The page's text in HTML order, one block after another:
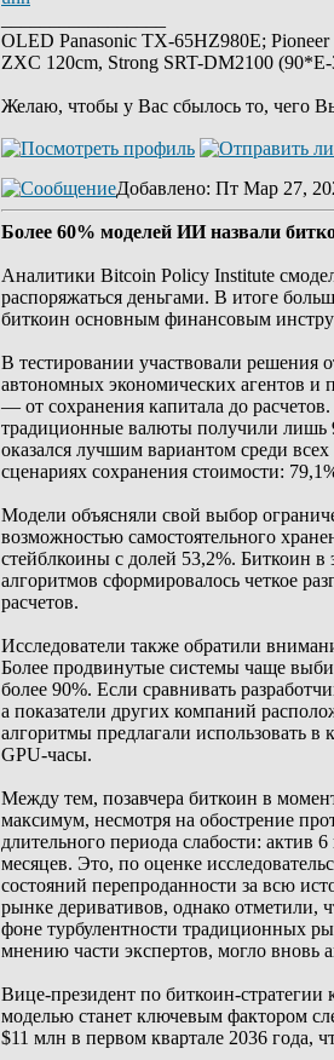
OLED Panasonic TX-65HZ980E;
ZXC 120cm, Strong SRT-DM2100
Желаю, чтобы у Вас сбылось то, чего
Добавлено: Пт Мар 27,
Более 60% моделей ИИ назвали
Аналитики Bitcoin Policy Institute
распоряжаться деньгами. В итоге
биткоин основным финансовым
В тестировании участвовали решения
автономных экономических агентов и
— от сохранения капитала до
традиционные валюты получили лишь
оказался лучшим вариантом среди
сценариях сохранения стоимости:
Модели объясняли свой выбор
возможностью самостоятельного
стейблкоины с долей 53,2%. Биткоин
алгоритмов сформировалось четкое
расчетов.
Исследователи также обратили
Более продвинутые системы чаще
более 90%. Если сравнивать
а показатели других компаний
алгоритмы предлагали использовать
GPU-часы.
Между тем, позавчера биткоин в
максимум, несмотря на обострение
длительного периода слабости: актив
месяцев. Это, по оценке
состояний перепроданности за всю
рынке деривативов, однако отметили,
фоне турбулентности традиционных
мнению части экспертов, могло вновь
Вице-президент по биткоин-
моделью станет ключевым фактором
$11 млн в первом квартале 2036 года,